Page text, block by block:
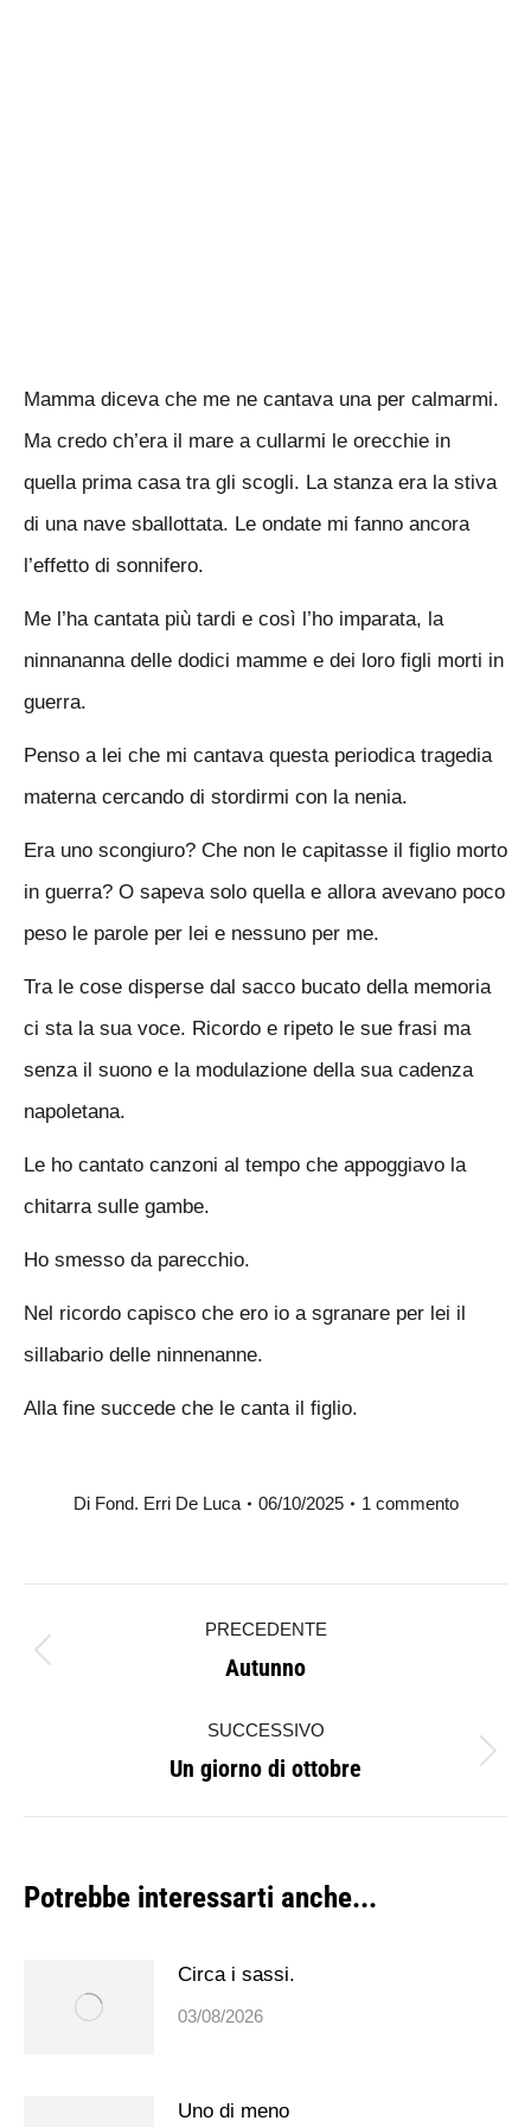
Mamma diceva che me ne cantava una per calmarmi.
Ma credo ch’era il mare a cullarmi le orecchie in
quella prima casa tra gli scogli. La stanza era la stiva
di una nave sballottata. Le ondate mi fanno ancora
l’effetto di sonnifero.
Me l’ha cantata più tardi e così l’ho imparata, la
ninnananna delle dodici mamme e dei loro figli morti in
guerra.
Penso a lei che mi cantava questa periodica tragedia
materna cercando di stordirmi con la nenia.
Era uno scongiuro? Che non le capitasse il figlio morto
in guerra? O sapeva solo quella e allora avevano poco
peso le parole per lei e nessuno per me.
Tra le cose disperse dal sacco bucato della memoria
ci sta la sua voce. Ricordo e ripeto le sue frasi ma
senza il suono e la modulazione della sua cadenza
napoletana.
Le ho cantato canzoni al tempo che appoggiavo la
chitarra sulle gambe.
Ho smesso da parecchio.
Nel ricordo capisco che ero io a sgranare per lei il
sillabario delle ninnenanne.
Alla fine succede che le canta il figlio.
Di Fond. Erri De Luca 06/10/2025 1 commento
tra
PRECEDENTE
Post
Autunno
SUCCESSIVO
Prossimo
post:
Un giorno di ottobre
Potrebbe interessarti anche...
Circa i sassi.
03/08/2026
Uno di meno